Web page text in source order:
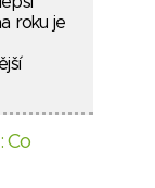
roku je
Co